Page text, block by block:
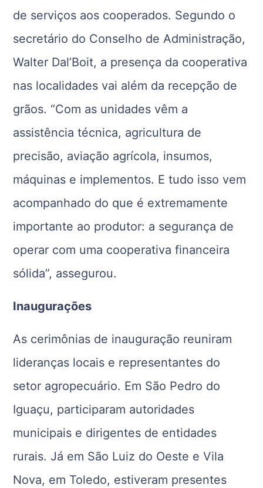
de serviços aos cooperados. Segundo o
secretário do Conselho de Administração,
Walter Dal’Boit, a presença da cooperativa
nas localidades vai além da recepção de
grãos. “Com as unidades vêm a
assistência técnica, agricultura de
precisão, aviação agrícola, insumos,
máquinas e implementos. E tudo isso vem
acompanhado do que é extremamente
importante ao produtor: a segurança de
operar com uma cooperativa financeira
sólida”, assegurou.
Inaugurações
As cerimônias de inauguração reuniram
lideranças locais e representantes do
setor agropecuário. Em São Pedro do
Iguaçu, participaram autoridades
municipais e dirigentes de entidades
rurais. Já em São Luiz do Oeste e Vila
Nova, em Toledo, estiveram presentes